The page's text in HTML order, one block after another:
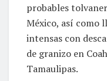
probables
México, así como
intensas con
de granizo en
Tamaulipas.